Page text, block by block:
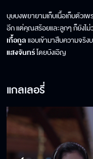
บุษบงพยายามเก็บเนื้อเก็บตัวเ
อีก แต่คุณสร้อยและลูกๆ ก็ยังไม่
เกื้อกูลแอบเข้ามาสืบความจริ
แสงจันทร์โดยบังเอิญ
แกลเลอรี่